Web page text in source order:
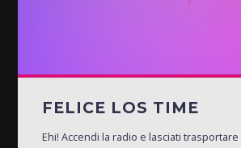
FELICE LOS TIME
Ehi! Accendi la radio e lasciati